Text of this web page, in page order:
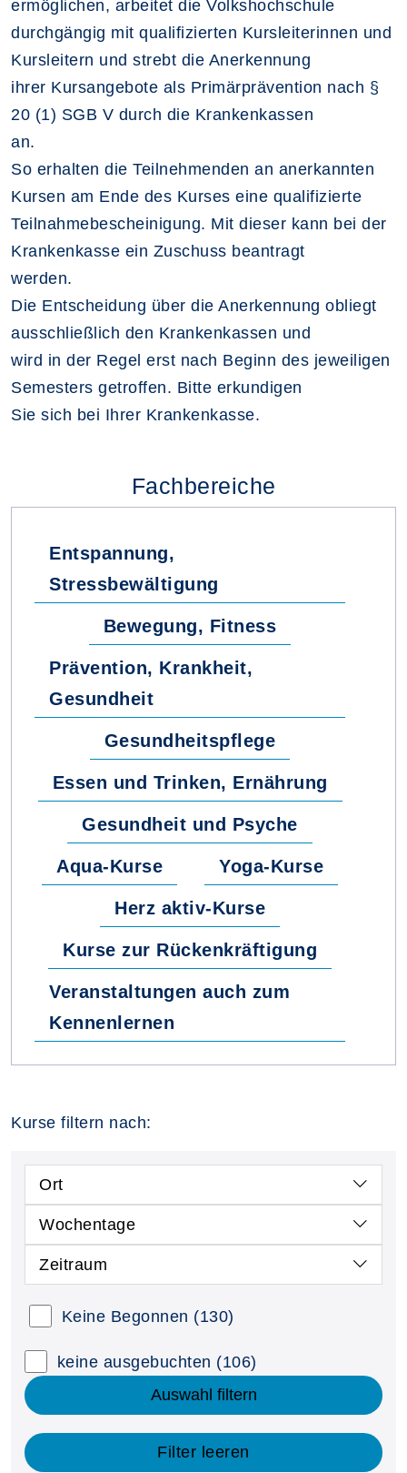
ermöglichen, arbeitet die Volkshochschule
durchgängig mit qualifizierten Kursleiterinnen und
Kursleitern und strebt die Anerkennung
ihrer Kursangebote als Primärprävention nach §
20 (1) SGB V durch die Krankenkassen
an.
So erhalten die Teilnehmenden an anerkannten
Kursen am Ende des Kurses eine qualifizierte
Teilnahmebescheinigung. Mit dieser kann bei der
Krankenkasse ein Zuschuss beantragt
werden.
Die Entscheidung über die Anerkennung obliegt
ausschließlich den Krankenkassen und
wird in der Regel erst nach Beginn des jeweiligen
Semesters getroffen. Bitte erkundigen
Sie sich bei Ihrer Krankenkasse.
Fachbereiche
Entspannung,
Stressbewältigung
Bewegung, Fitness
Prävention, Krankheit,
Gesundheit
Gesundheitspflege
Essen und Trinken, Ernährung
Gesundheit und Psyche
Aqua-Kurse Yoga-Kurse
Herz aktiv-Kurse
Kurse zur Rückenkräftigung
Veranstaltungen auch zum
Kennenlernen
Kurse filtern nach:
Ort
Wochentage
Zeitraum
Keine Begonnen (130)
keine ausgebuchten (106)
Auswahl filtern
Filter leeren